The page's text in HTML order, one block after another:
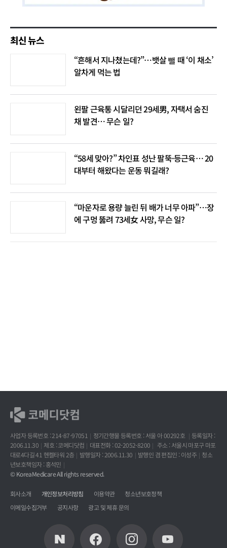
최신 뉴스
“흔해서 지나쳤는데?”…뱃살 뺄 때 ‘이 채소’
알차게 먹는 법
왼팔 근육통 시달리던 29세男, 자택서 숨진
채 발견… 무슨 일?
“58세 맞아?” 차인표 성난 팔뚝·등근육… 20
대부터 해왔다는 운동 뭐길래?
“마운자로 용량 늘린 뒤 배가 너무 아파”…장
에 구멍 뚫려 73세女 사망, 무슨 일?
사업자 등록번호 : 214-87-97051 정기간행물 등록번호 : 서울 아 00292호
등록일자 :
2006.11.30
제호 : 코메디닷컴 대표전화 : 02-2052-8200
주소 : 서울시 마포구 마포
대로4다길 41 헨켈타워 2층
발행일자 : 2006.11.30 발행인 겸 편집인 : 이성주
청소
년보호책임자 : 홍석민
© KoreaMedicare All rights reserved.
회사소개 개인정보처리방침 이용약관
청소년보호정책
이메일수집거부
공지사항 광고 및 제휴 문의